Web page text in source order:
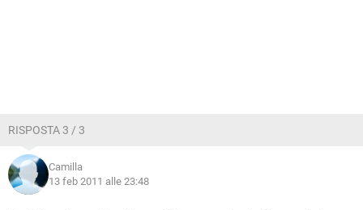
RISPOSTA 3 / 3
Camilla
13 feb 2011 alle 23:48